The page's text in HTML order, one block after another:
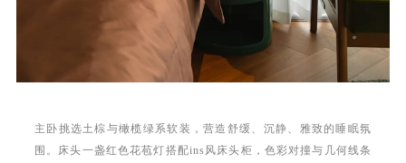
主卧挑选土棕与橄榄绿系软装，营造舒缓、沉静、雅致的睡眠氛
围。床头一盏红色花苞灯搭配ins风床头柜，色彩对撞与几何线条